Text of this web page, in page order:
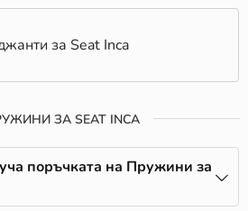
за Seat Inca
ЗА SEAT INCA
поръчката на Пружини за